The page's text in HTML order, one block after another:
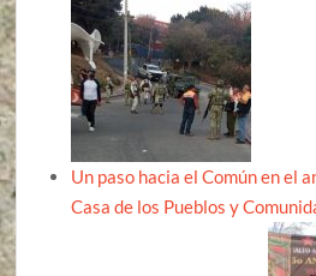
Un paso hacia el Común en el
Casa de los Pueblos y